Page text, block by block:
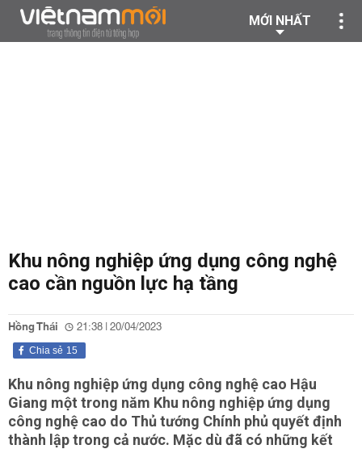
MỚI NHẤT
Khu nông nghiệp ứng dụng công nghệ
cao cần nguồn lực hạ tầng
Hồng Thái 21:38 | 20/04/2023
15
Chia sẻ
Khu nông nghiệp ứng dụng công nghệ cao Hậu
Giang một trong năm Khu nông nghiệp ứng dụng
công nghệ cao do Thủ tướng Chính phủ quyết định
thành lập trong cả nước. Mặc dù đã có những kết